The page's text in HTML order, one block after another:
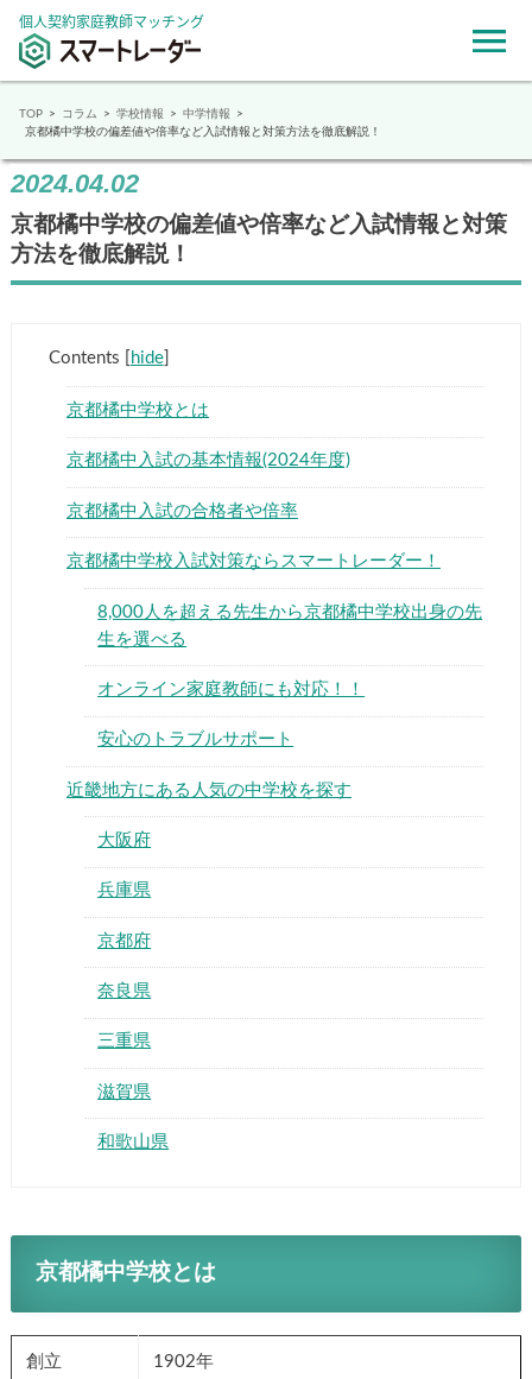
個人契約家庭教師マッチング
▶
TOP コラム 学校情報
中学情報
京都橘中学校の偏差値や倍率など入試情報と対策方法を徹底解説！
2024.04.02
京都橘中学校の偏差値や倍率など入試情報と対策
方法を徹底解説！
Contents hide]
京都橘中学校とは
京都橘中入試の基本情報(2024年度)
京都橘中入試の合格者や倍率
京都橘中学校入試対策ならスマートレーダー！
8,000人を超える先生から京都橘中学校出身の先
生を選べる
オンライン家庭教師にも対応！！
安心のトラブルサポート
近畿地方にある人気の中学校を探す
大阪府
兵庫県
京都府
奈良県
三重県
滋賀県
和歌山県
京都橘中学校とは
創立 1902年